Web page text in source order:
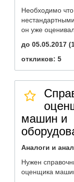
Необходимо
он уже
до 05.05.2017
откликов: 5
машин и
Аналоги и
Нужен
оценщика